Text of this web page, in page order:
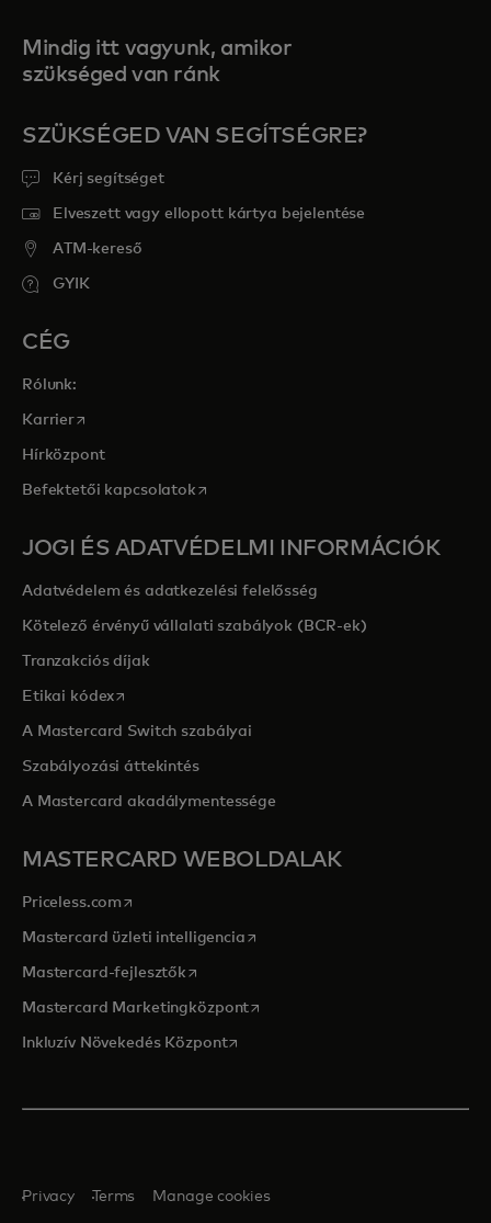
Mindig itt vagyunk, amikor
szükséged van ránk
SZÜKSÉGED VAN SEGÍTSÉGRE?
Kérj segítséget
Elveszett vagy ellopott kártya bejelentése
ATM-kereső
GYIK
CÉG
Rólunk:
Karrieropens in a new tab
Hírközpont
Befektetői kapcsolatokopens in a new tab
JOGI ÉS ADATVÉDELMI INFORMÁCIÓK
Adatvédelem és adatkezelési felelősség
Kötelező érvényű vállalati szabályok (BCR-ek)
Tranzakciós díjak
Etikai kódexopens in a new tab
A Mastercard Switch szabályai
Szabályozási áttekintés
A Mastercard akadálymentessége
MASTERCARD WEBOLDALAK
Priceless.com opens in a new tab
Mastercard üzleti intelligenciaopens in a new tab
Mastercard-fejlesztők opens in a new tab
Mastercard Marketingközpontopens in a new tab
Inkluzív Növekedés Központopens in a new tab
Privacy Terms Manage cookies